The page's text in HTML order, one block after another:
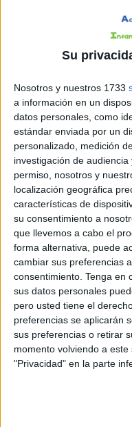
Su
Nosotros y nuestros 1733
a información en un
datos personales, como
estándar enviada por un
personalizado, medición
investigación de audiencia
permiso, nosotros y
localización geográfica
características de
su consentimiento a
que llevemos a cabo el
forma alternativa, puede
cambiar sus preferencias
consentimiento. Tenga en
sus datos personales
pero usted tiene el
preferencias se aplicarán
sus preferencias o retirar
momento volviendo a
"Privacidad" en la parte
más probable que
estación y su